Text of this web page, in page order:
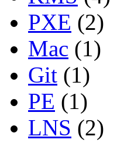
PXE (2)
Mac (1)
Git (1)
PE (1)
LNS (2)